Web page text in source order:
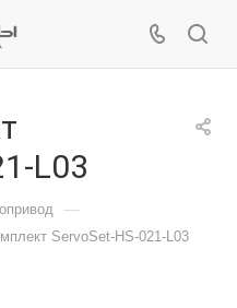
L03
—
ServoSet-HS-021-L03